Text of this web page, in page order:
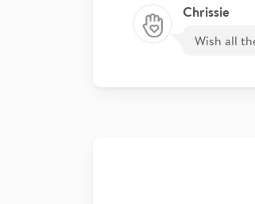
Chrissie
Wish all